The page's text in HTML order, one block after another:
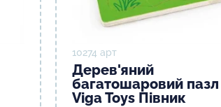
10274 арт
Дерев'яний
багатошаровий пазл
Viga Toys Півник